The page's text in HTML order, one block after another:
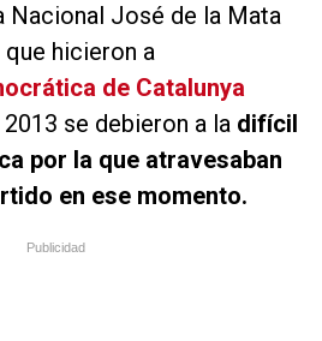
Nacional José de la Mata
hicieron a
de Catalunya
se debieron a la difícil
por la que atravesaban
en ese momento.
Publicidad